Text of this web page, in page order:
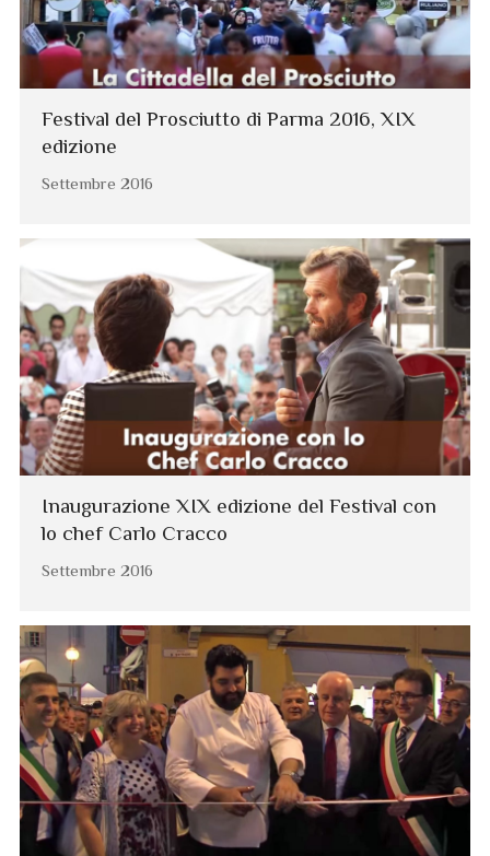
Festival del Prosciutto di Parma 2016, XIX
edizione
Settembre 2016
Inaugurazione XIX edizione del Festival con
lo chef Carlo Cracco
Settembre 2016